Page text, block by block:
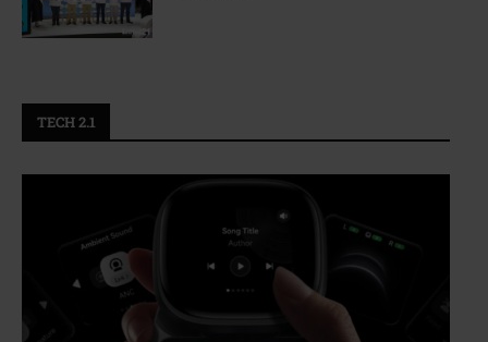
TECH 2.1